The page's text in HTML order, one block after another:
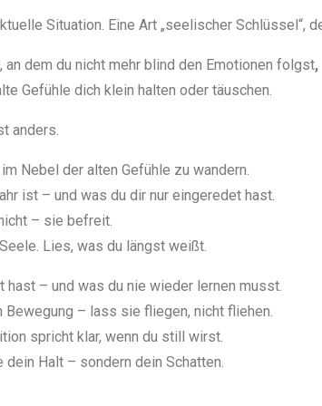
Situation. Eine Art „seelischer Schlüssel“,
an dem du nicht mehr blind den Emotionen folgst,
Gefühle dich klein halten oder täuschen.
anders.
Nebel der alten Gefühle zu wandern.
ist – und was du dir nur eingeredet hast.
– sie befreit.
Lies, was du längst weißt.
hast – und was du nie wieder lernen musst.
Bewegung – lass sie fliegen, nicht fliehen.
spricht klar, wenn du still wirst.
dein Halt – sondern dein Schatten.